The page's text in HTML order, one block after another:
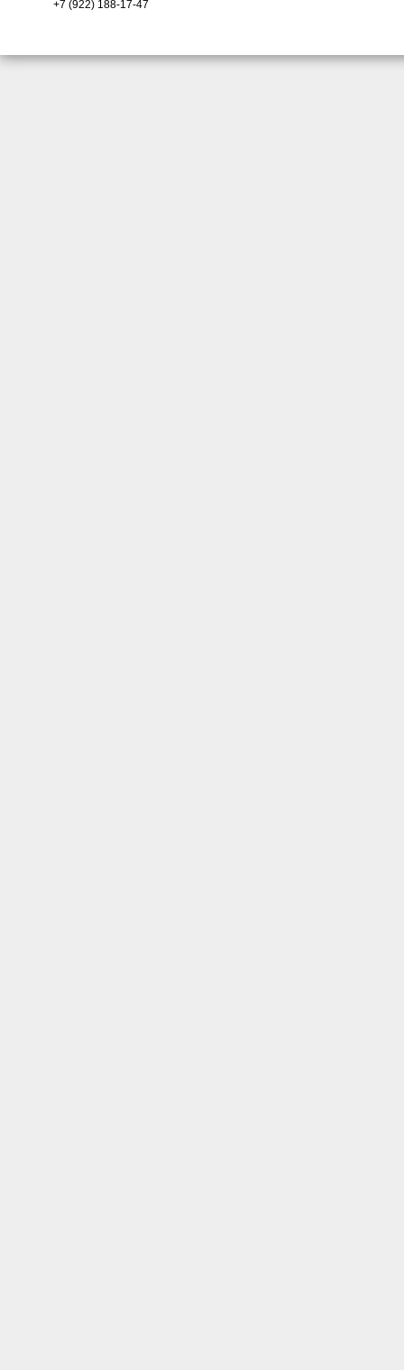
+7 (922) 188-17-47